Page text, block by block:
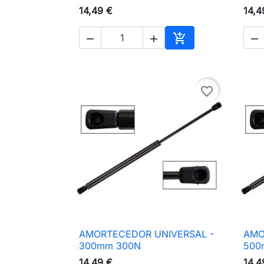
14,49 €
  
Adicionar ao

favorite_border
 Vista rápida
AMORTECEDOR UNIVERSAL -
300mm 300N